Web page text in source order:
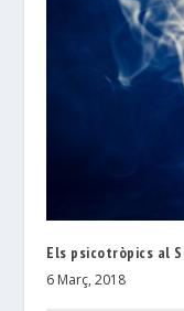
Els psicotròpics al
6 Març, 2018